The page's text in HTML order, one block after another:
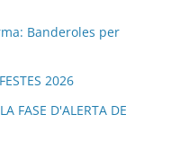
Banderoles per
2026
FASE D'ALERTA DE